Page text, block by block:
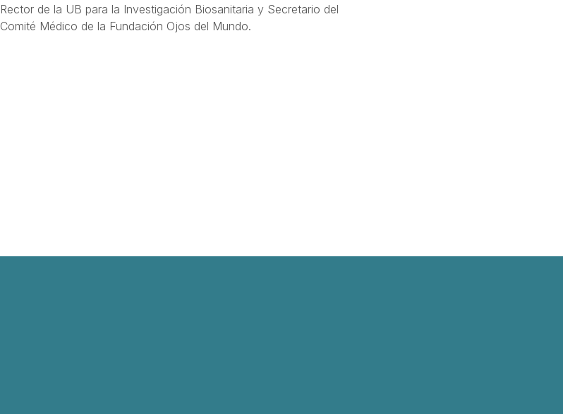
Rector de la UB para la Investigación Biosanitaria y Secretario del
Comité Médico de la Fundación Ojos del Mundo.